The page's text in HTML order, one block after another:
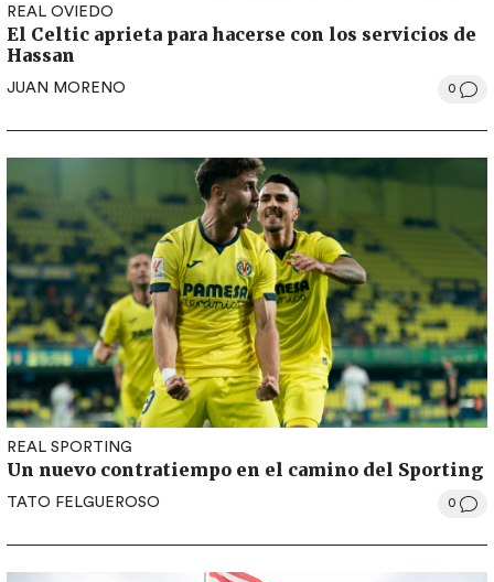
REAL OVIEDO
El Celtic aprieta para hacerse con los servicios de
Hassan
JUAN MORENO 0
REAL SPORTING
Un nuevo contratiempo en el camino del Sporting
TATO FELGUEROSO 0